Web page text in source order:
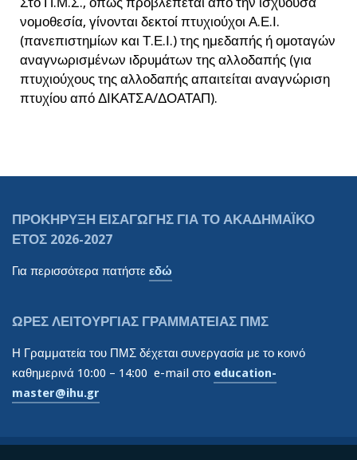
νομοθεσία, γίνονται δεκτοί πτυχιούχοι Α.Ε.Ι.
(πανεπιστημίων και Τ.Ε.Ι.) της ημεδαπής ή οµοταγών
αναγνωρισµένων ιδρυµάτων της αλλοδαπής (για
πτυχιούχους της αλλοδαπής απαιτείται αναγνώριση
πτυχίου από ΔΙΚΑΤΣΑ/ΔΟΑΤΑΠ).
ΠΡΟΚΉΡΥΞΗ ΕΙΣΑΓΩΓΉΣ ΓΙΑ ΤΟ ΑΚΑΔΗΜΑΪΚΌ
ΈΤΟΣ 2026-2027
Για περισσότερα πατήστε εδώ
ΏΡΕΣ ΛΕΙΤΟΥΡΓΙΑΣ ΓΡΑΜΜΑΤΕΙΑΣ ΠΜΣ
Η Γραμματεία του ΠΜΣ δέχεται συνεργασία με το κοινό
καθημερινά 10:00 – 14:00 e-mail στο education-
master@ihu.gr